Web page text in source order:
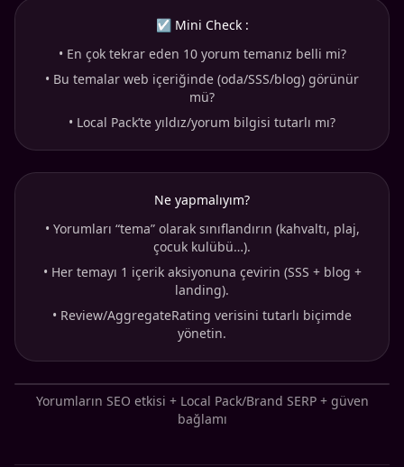
☑ Mini Check :
• En çok tekrar eden 10 yorum temanız belli mi?
• Bu temalar web içeriğinde (oda/SSS/blog) görünür
mü?
• Local Pack’te yıldız/yorum bilgisi tutarlı mı?
Ne yapmalıyım?
• Yorumları “tema” olarak sınıflandırın (kahvaltı, plaj,
çocuk kulübü…).
• Her temayı 1 içerik aksiyonuna çevirin (SSS + blog +
landing).
• Review/AggregateRating verisini tutarlı biçimde
yönetin.
Yorumların SEO etkisi + Local Pack/Brand SERP + güven
bağlamı